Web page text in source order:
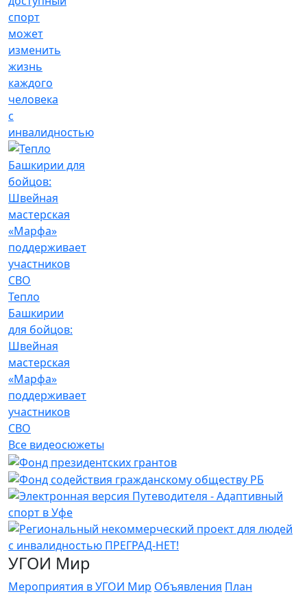
спорт
может
изменить
жизнь
каждого
человека
с
инвалидностью
Тепло
Башкирии
для бойцов:
Швейная
мастерская
«Марфа»
поддерживает
участников
СВО
Все видеосюжеты
УГОИ Мир
Мероприятия в УГОИ Мир Объявления План